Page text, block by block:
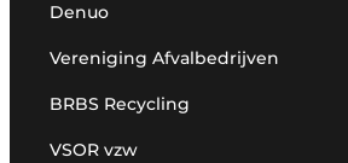
Denuo
Vereniging Afvalbedrijven
BRBS Recycling
VSOR vzw